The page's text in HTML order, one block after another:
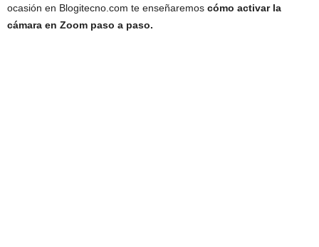
ocasión en Blogitecno.com te enseñaremos cómo activar la
cámara en Zoom paso a paso.